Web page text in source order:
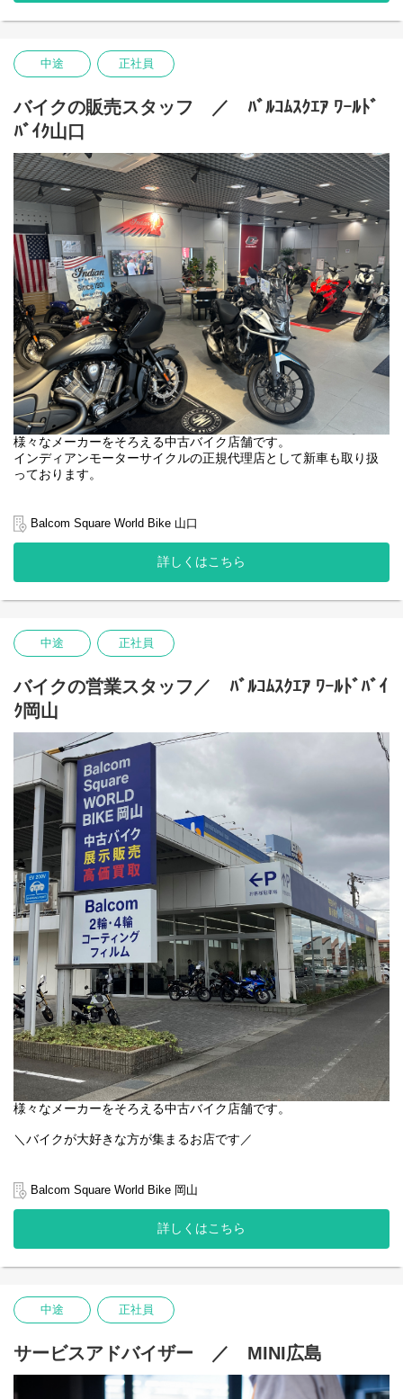
週末にはツーリングを企画し、お客様と一緒に出かけることも。
――【接客・商談】――
お客様のニーズを把握し、
セールス・コンサルタントのミッションです。
予算や使用目的のほか、家族構成や将来設計などをヒアリング
し、
につながります。
――【納車・アフターケア】――
納車前にサービス担当者と最終チェックを行い、最高の状態でお
客様にお渡しします。
納車後も定期点検やキャンペーンのご案内など、定期的なフォロ
ーを行います。
何台も乗り継いでいただけるお客様も多く10年以上のお付き合い
になるお客様も珍しくありません。
長く深くお客様と関係を築けるのが、この仕事の魅力です。
――【ある1日の流れ】――
9:00 出社
9:15 朝礼・ミーティング・開店準備
10:00 ご来店頂いたお客様の応対
11:30 新しく入荷した車両の撮影、SNS投稿
12:00 昼食
13:00 納車
14:00 販売した車両の登録手続き
15:00 ご来店頂いたお客様の応対
16:00 お客様TEL(車検、点検入庫案内・ご購入検討の方へのアプ
17:00 翌日の準備
18:00 業務終了
専任指導者（トレーナー）について3か月間のOJTを行います。
専門用語等基本的なことから販売のテクニックまで、
実際の仕事やロープレを通して指導します。
指導期間中は1週間ごとに振り返りを行い、独り立ちを後押しし
ます。
◎キャリアステップ
本人の習熟度や実績、周囲とのかかわり方など、
それぞれのキャリアステージに応じて上長がチェックし、
推薦した場合に次のステージにチャレンジできます。
中途 正社員
バイクの販売スタッフ ／ ﾊﾞﾙｺﾑｽｸｴｱ ﾜｰﾙﾄﾞ
ﾊﾞｲｸ山口
様々なメーカーをそろえる中古バイク店舗です。
インディアンモーターサイクルの正規代理店として新車も取り扱
っております。
ご来店頂いたお客様に
バイク、自動車保険・アクセサリーの販売、アフターフォローを
週末にはツーリングを企画し、お客様と一緒に出かけることも。
――【接客・商談】――
お客様のニーズを把握し、
ライフスタイルに合わせた最適な一台をご提案することが、
セールス・コンサルタントのミッションです。
予算や使用目的のほか、家族構成や将来設計などをヒアリング
し、
につながります。
――【納車・アフターケア】――
納車前にサービス担当者と最終チェックを行い、最高の状態でお
客様にお渡しします。
納車後も定期点検やキャンペーンのご案内など、定期的なフォロ
ーを行います。
何台も乗り継いでいただけるお客様も多く10年以上のお付き合い
になるお客様も珍しくありません。
長く深くお客様と関係を築けるのが、この仕事の魅力です。
――【ある1日の流れ】――
9:00 出社
9:15 朝礼・ミーティング・開店準備
10:00 ご来店頂いたお客様の応対
11:30 新しく入荷した車両の撮影、SNS投稿
12:00 昼食
13:00 納車
14:00 販売した車両の登録手続き
15:00 ご来店頂いたお客様の応対
16:00 お客様TEL(車検、点検入庫案内・ご購入検討の方へのアプ
ローチ等)
17:00 翌日の準備
18:00 業務終了
★Point★
入社後は配属先店舗にて、
専門用語等基本的なことから販売のテクニックまで、
実際の仕事やロープレを通して指導します。
指導期間中は1週間ごとに振り返りを行い、独り立ちを後押しし
ます。
◎キャリアステップ
本人の習熟度や実績、周囲とのかかわり方など、
推薦した場合に次のステージにチャレンジできます。
Balcom Square World Bike 山口
詳しくはこちら
中途 正社員
バイクの営業スタッフ／ ﾊﾞﾙｺﾑｽｸｴｱ ﾜｰﾙﾄﾞﾊﾞｲ
ｸ岡山
様々なメーカーをそろえる中古バイク店舗です。
＼バイクが大好きな方が集まるお店です／
バイク、自動車保険・アクセサリーの販売、アフターフォロー
を行っていただきます。
ライフスタイルに合わせた最適な一台をご提案することが、
セールス・コンサルタントのミッションです。
予算や使用目的のほか、家族構成や将来設計などをヒアリング
し、
日常での利用シーンを具体的にイメージすることが
最適なご提案につながります。
Balcom Square World Bike 岡山
詳しくはこちら
中途 正社員
サービスアドバイザー ／ MINI広島